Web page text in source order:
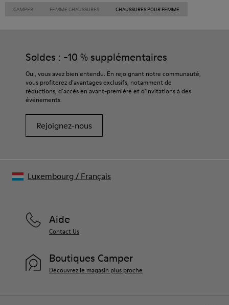
CAMPER FEMME CHAUSSURES CHAUSSURES POUR FEMME
Soldes : -10 % supplémentaires
Oui, vous avez bien entendu. En rejoignant notre communauté,
vous profiterez d’avantages exclusifs, notamment de
réductions, d’accès en avant-première et d’invitations à des
événements.
Rejoignez-nous
Aide
Contact Us
Boutiques Camper
Découvrez le magasin plus proche
Luxembourg / Français